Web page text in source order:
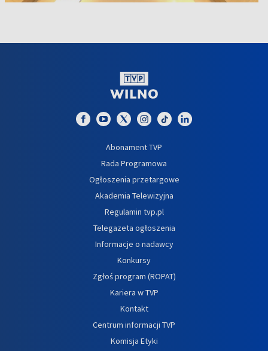
Abonament TVP
Rada Programowa
Ogłoszenia przetargowe
Akademia Telewizyjna
Regulamin tvp.pl
Telegazeta ogłoszenia
Informacje o nadawcy
Konkursy
Zgłoś program (ROPAT)
Kariera w TVP
Kontakt
Centrum informacji TVP
Komisja Etyki